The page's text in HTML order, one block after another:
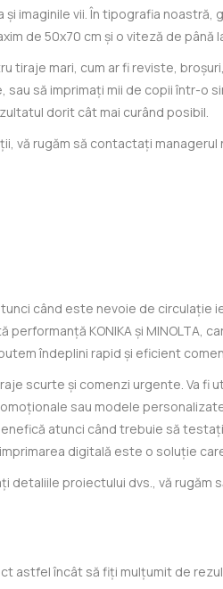
imaginile vii. În tipografia
de 50x70 cm și o viteză de până
mari, cum ar fi reviste,
să imprimați mii de copii într-o
dorit cât mai curând posibil.
vă rugăm să contactați managerul
când este nevoie de
performanță KONIKA și
îndeplini rapid și eficient
scurte și comenzi urgente. Va
sau modele
atunci când trebuie să
digitală este o soluție
detaliile proiectului dvs., vă rugăm
astfel încât să fiți mulțumit de